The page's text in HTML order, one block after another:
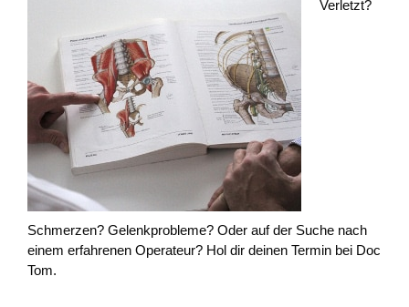
Verletzt?
Schmerzen? Gelenkprobleme? Oder auf der Suche nach
einem erfahrenen Operateur? Hol dir deinen Termin bei Doc
Tom.